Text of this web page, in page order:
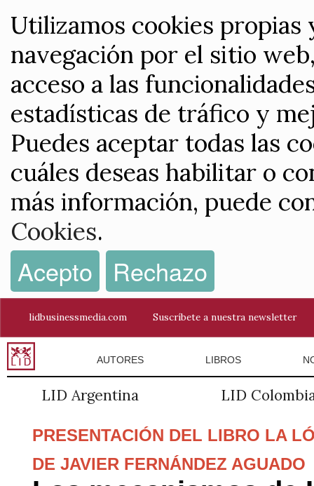
Utilizamos cookies
navegación por el sitio
acceso a las
estadísticas de tráfico y
Puedes aceptar todas las
cuáles deseas habilitar o
más información, puede
Cookies.
Acepto Rechazo
lidbusinessmedia.com Suscríbete a nuestra newsletter
AUTORES LIBROS
LID Argentina LID
PRESENTACIÓN DEL LIBRO LA
DE JAVIER FERNÁNDEZ AGUADO